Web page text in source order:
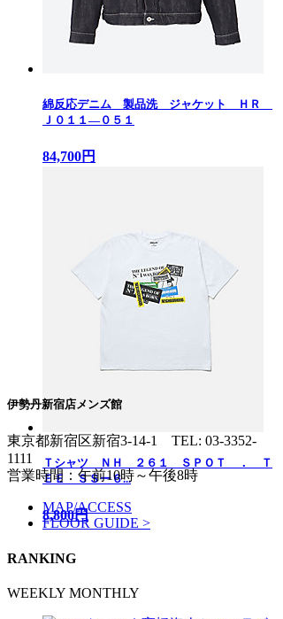
綿反応デニム 製品洗 ジャケット ＨＲ
Ｊ０１１—０５１
84,700円
Ｔシャツ ＮＨ ２６１ ＳＰＯＴ ． Ｔ
ＥＥ ＳＳー６...
8,800円
伊勢丹新宿店メンズ館
東京都新宿区新宿3-14-1 TEL: 03-3352-
1111
営業時間：午前10時～午後8時
MAP/ACCESS
FLOOR GUIDE >
RANKING
WEEKLY MONTHLY